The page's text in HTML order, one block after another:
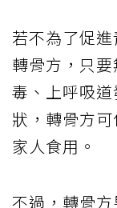
若不為了促
轉骨方，只
毒、上呼吸
狀，轉骨方
家人食用。
不過，轉骨